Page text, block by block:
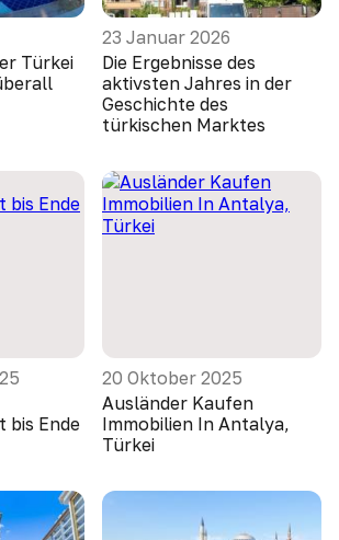
Türkei
23 Januar 2026
Die Ergebnisse des
aktivsten Jahres in der
Geschichte des
türkischen Marktes
bis Ende
20 Oktober 2025
Ausländer Kaufen
Immobilien In Antalya,
Türkei